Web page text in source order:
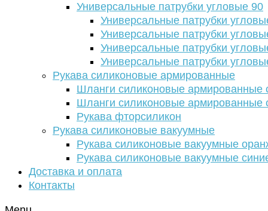
Универсальные патрубки угловые 90
Универсальные патрубки
Универсальные патрубки
Универсальные патрубки
Универсальные патрубки
Рукава силиконовые армированные
Шланги силиконовые армированные
Шланги силиконовые армированные
Рукава фторсиликон
Рукава силиконовые вакуумные
Рукава силиконовые вакуумные
Рукава силиконовые вакуумные
Доставка и оплата
Контакты